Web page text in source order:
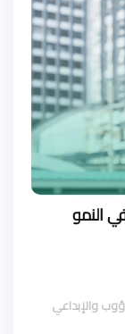
النمو
والإبداعي